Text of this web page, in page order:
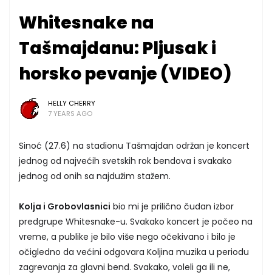
Whitesnake na
Tašmajdanu: Pljusak i
horsko pevanje (VIDEO)
HELLY CHERRY
7 YEARS AGO
Sinoć (27.6) na stadionu Tašmajdan održan je koncert
jednog od najvećih svetskih rok bendova i svakako
jednog od onih sa najdužim stažem.
Kolja i Grobovlasnici bio mi je prilično čudan izbor
predgrupe Whitesnake-u. Svakako koncert je počeo na
vreme, a publike je bilo više nego očekivano i bilo je
očigledno da većini odgovara Koljina muzika u periodu
zagrevanja za glavni bend. Svakako, voleli ga ili ne,